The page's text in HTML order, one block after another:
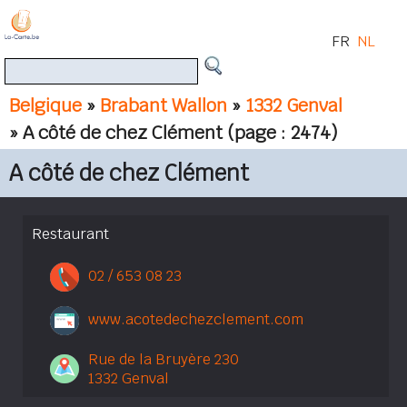
Belgique » Brabant Wallon » 1332 Genval
» A côté de chez Clément (page : 2474)
FR NL
A côté de chez Clément
Restaurant
02 / 653 08 23
www.acotedechezclement.com
Rue de la Bruyère 230
1332 Genval